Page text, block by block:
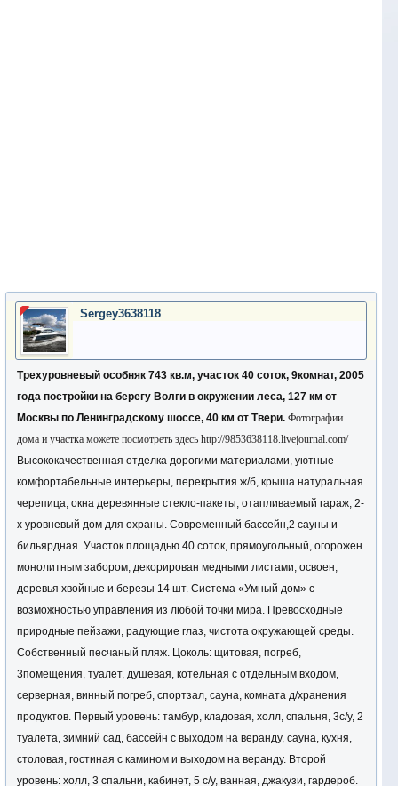
Sergey3638118
Трехуровневый особняк 743 кв.м, участок 40 соток, 9комнат, 2005
года постройки на берегу Волги в окружении леса, 127 км от
Москвы по Ленинградскому шоссе, 40 км от Твери. Фотографии
дома и участка можете посмотреть здесь http://9853638118.livejournal.com/
Высококачественная отделка дорогими материалами, уютные
комфортабельные интерьеры, перекрытия ж/б, крыша натуральная
черепица, окна деревянные стекло-пакеты, отапливаемый гараж, 2-
х уровневый дом для охраны. Современный бассейн,2 сауны и
бильярдная. Участок площадью 40 соток, прямоугольный, огорожен
монолитным забором, декорирован медными листами, освоен,
деревья хвойные и березы 14 шт. Система «Умный дом» с
возможностью управления из любой точки мира. Превосходные
природные пейзажи, радующие глаз, чистота окружающей среды.
Собственный песчаный пляж. Цоколь: щитовая, погреб,
3помещения, туалет, душевая, котельная с отдельным входом,
серверная, винный погреб, спортзал, сауна, комната д/хранения
продуктов. Первый уровень: тамбур, кладовая, холл, спальня, 3с/у, 2
туалета, зимний сад, бассейн с выходом на веранду, сауна, кухня,
столовая, гостиная с камином и выходом на веранду. Второй
уровень: холл, 3 спальни, кабинет, 5 с/у, ванная, джакузи, гардероб.